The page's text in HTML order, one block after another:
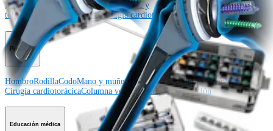
Hombro RodillaCodoMano y muñecaPie y
tobillo Cadera OrtobiológicosCirugía cardiotorácica Columna vertebral
Producto
HombroRodillaCodoMano y muñeca Pie y tobilloCaderaOrtobiológicos
Cirugía cardiotorácicaColumna vertebralImagen y resección
Educación médica